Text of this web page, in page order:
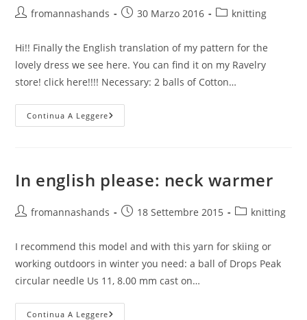
Autorefromannashands
Articolo30 Marzo 2016
Categoria
knitting
Hi!! Finally the English translation of my pattern for the
lovely dress we see here. You can find it on my Ravelry
store! click here!!!! Necessary: 2 balls of Cotton…
Continua A LeggereGirl
Dress
In english please: neck warmer
Autorefromannashands
Articolo18 Settembre 2015
Categoria
knitting
I recommend this model and with this yarn for skiing or
working outdoors in winter you need: a ball of Drops Peak
circular needle Us 11, 8.00 mm cast on…
Continua A LeggereIn